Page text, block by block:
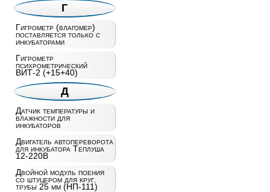
Г
Гигрометр (влагомер)
поставляется только с
инкубаторами
Гигрометр
психрометрический
ВИТ-2 (+15+40)
Д
Датчик температуры и
влажности для
инкубаторов
Двигатель автопереворота
для инкубатора Теплуша
12-220В
Двойной модуль поения
со штуцером для круг.
трубы 25 мм (НП-111)